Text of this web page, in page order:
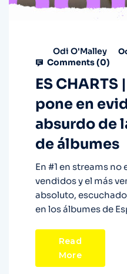
Odi O'Malley
Comments (0)
ES CHARTS
pone en
absurdo de
de álbumes
En #1 en streams no
vendidos y el más
absoluto,
en los álbumes de
Read
More